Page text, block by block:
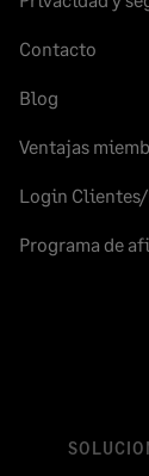
Contacto
Blog
Ventajas
Login
Programa de